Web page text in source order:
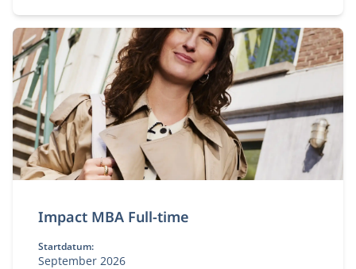
Impact MBA Full-time
Startdatum:
September 2026